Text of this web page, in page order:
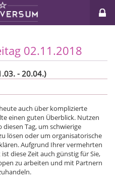
02.11.2018
- 20.04.)
auch über komplizierte
einen guten Überblick. Nutzen
diesen Tag, um schwierige
lösen oder um organisatorische
Aufgrund Ihrer vermehrten
diese Zeit auch günstig für Sie,
zu arbeiten und mit Partnern